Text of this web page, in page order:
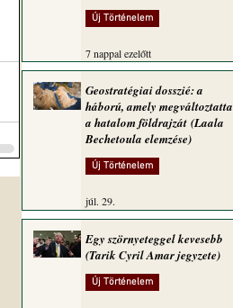
Új Történelem
7 nappal ezelőtt
Geostratégiai dosszié: a
háború, amely megváltoztatta
a hatalom földrajzát (Laala
Bechetoula elemzése)
Új Történelem
júl. 29.
Egy szörnyeteggel kevesebb
(Tarik Cyril Amar jegyzete)
Új Történelem